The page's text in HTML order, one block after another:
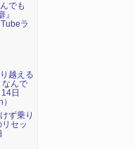
でも
ラ
越える
なんで
日
ず乗り
セッ